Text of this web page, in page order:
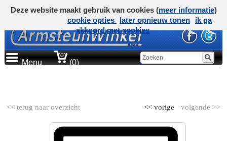
Menu (0)
<< terug naar overzicht volgende >>
<< vorige
Deze website maakt gebruik van cookies (meer informatie)
cookie opties
later opnieuw tonen
ik ga
akkoord met cookies